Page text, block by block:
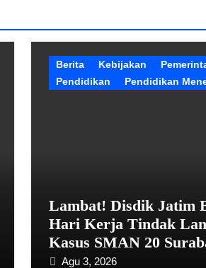
Berita Kebijakan
Pendidikan
Pendidikan
Lambat! Disdik Jatim
Hari Kerja Tindak
Kasus SMAN 20
Agu 3, 2026